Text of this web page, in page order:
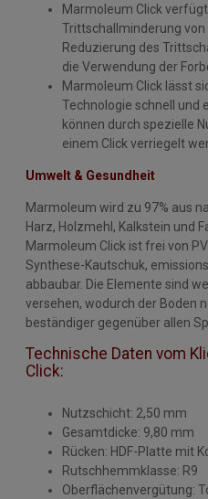
Marmoleum Click
Trittschallminderung von
Reduzierung des
die Verwendung der
Marmoleum Click lässt
Technologie schnell und
können durch spezielle
einem Click verriegelt
Umwelt & Gesundheit
Marmoleum wird zu 97% aus
Harz, Holzmehl, Kalkstein und
Marmoleum Click ist frei von
Synthese-Kautschuk,
abbaubar. Die Elemente sind
versehen, wodurch der Boden
beständiger gegenüber allen
Technische Daten vom
Click:
Nutzschicht: 2,50 mm
Gesamtdicke: 9,80 mm
Rücken: HDF-Platte mit
Rutschhemmklasse: R9
Oberflächenvergütung: